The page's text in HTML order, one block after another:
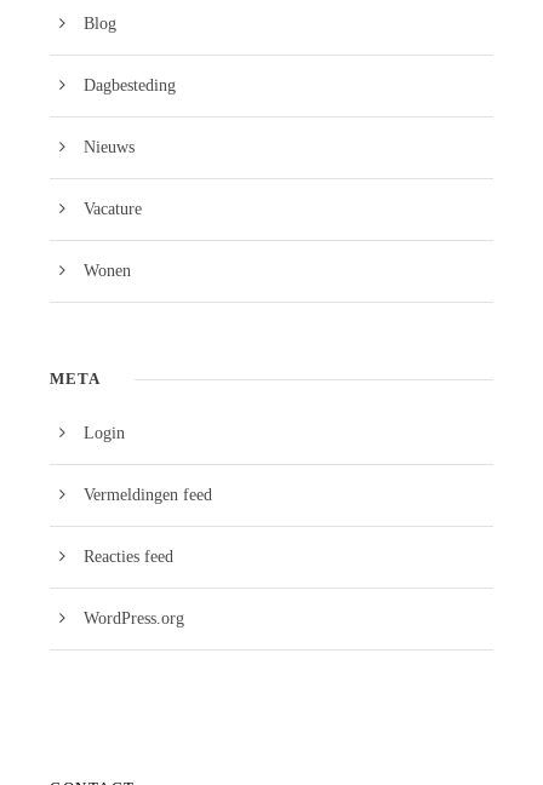
Blog
Dagbesteding
Nieuws
Vacature
Wonen
META
Login
Vermeldingen feed
Reacties feed
WordPress.org